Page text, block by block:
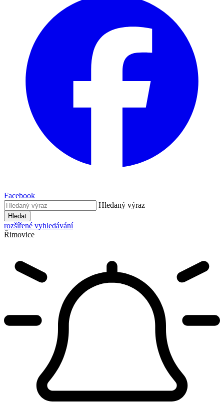
Facebook
Hledaný výraz
Hledat
rozšířené vyhledávání
Řimovice